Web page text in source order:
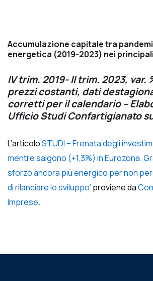
Accumulazione capitale tra
energetica (2019-2023) nei
IV trim. 2019- II trim. 2023, var.
prezzi costanti, dati
corretti per il calendario –
Ufficio Studi Confartigianato
L’articoloSTUDI – Frenata degli
mentre salgono (+1,3%) in Eurozona.
sforzo ancora più energico per non
di rilanciare lo sviluppo’ proviene da
Imprese.